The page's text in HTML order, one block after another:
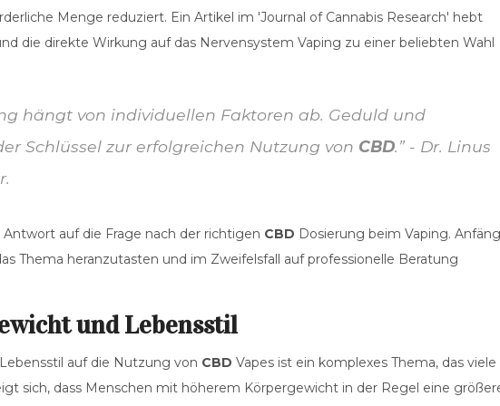
Menge reduziert. Ein Artikel im 'Journal of Cannabis Research' hebt
die direkte Wirkung auf das Nervensystem Vaping zu einer beliebten Wahl
hängt von individuellen Faktoren ab. Geduld und
Schlüssel zur erfolgreichen Nutzung von CBD.” - Dr. Linus
auf die Frage nach der richtigen CBD Dosierung beim Vaping.
Thema heranzutasten und im Zweifelsfall auf professionelle Beratung
und Lebensstil
auf die Nutzung von CBD Vapes ist ein komplexes Thema, das viele
sich, dass Menschen mit höherem Körpergewicht in der Regel eine